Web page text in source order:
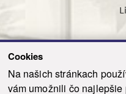
Cookies
Na našich stránkach
vám umožnili čo